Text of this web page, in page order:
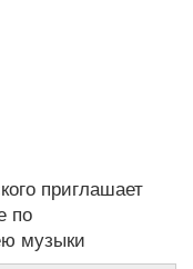
приглашает
по
музыки